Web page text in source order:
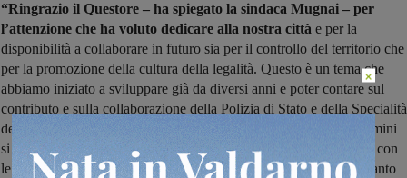
“Ringrazio il Questore – ha spiegato la sindaca Mugnai – per
l’attenzione che ha voluto dedicare alla nostra città e per la
disponibilità a collaborare in futuro sia per il controllo del territorio che
per la promozione della cultura della legalità. Questo è un tema che
abbiamo iniziato a sviluppare già da diversi anni e poter contare sul
contributo e sulla collaborazione della Polizia di Stato e della Specialità
della Polizia sarà sicuramente un valore aggiunto: è vero che i crimini
si prevengono con la presenza delle Forze di Polizia sui territori e con
le moderne tecnologie di videosorveglianza, ma ritengo sia altrettanto
×